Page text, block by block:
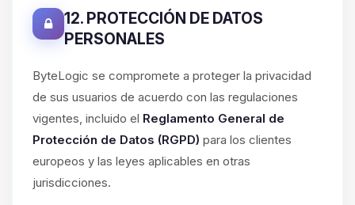
12. PROTECCIÓN DE DATOS
PERSONALES
ByteLogic se compromete a proteger la privacidad
de sus usuarios de acuerdo con las regulaciones
vigentes, incluido el Reglamento General de
Protección de Datos (RGPD) para los clientes
europeos y las leyes aplicables en otras
jurisdicciones.